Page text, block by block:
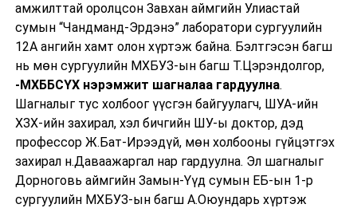
амжилттай оролцсон Завхан аймгийн Улиастай
сумын “Чандманд-Эрдэнэ” лаборатори сургуулийн
12А ангийн хамт олон хүртэж байна. Бэлтгэсэн багш
нь мөн сургуулийн МХБУЗ-ын багш Т.Цэрэндолгор,
-МХББСҮХ нэрэмжит шагналаа гардуулна.
Шагналыг тус холбоог үүсгэн байгуулагч, ШУА-ийн
ХЗХ-ийн захирал, хэл бичгийн ШУ-ы доктор, дэд
профессор Ж.Бат-Ирээдүй, мөн холбооны гүйцэтгэх
захирал н.Даваажаргал нар гардуулна. Эл шагналыг
Дорноговь аймгийн Замын-Үүд сумын ЕБ-ын 1-р
сургуулийн МХБУЗ-ын багш А.Оюундарь хүртэж